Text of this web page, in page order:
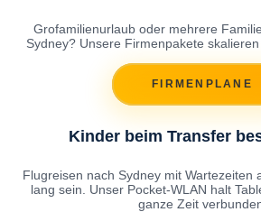
Grofamilienurlaub oder mehrere
Sydney? Unsere Firmenpakete
FIRMENPLANE
Kinder beim Transfer
Flugreisen nach Sydney mit Wartezeiten
lang sein. Unser Pocket-WLAN halt
ganze Zeit